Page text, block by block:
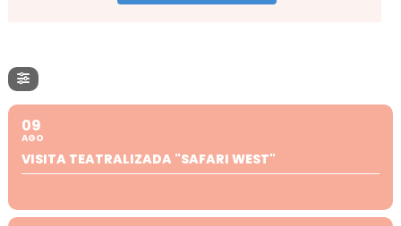
09
AGO
VISITA TEATRALIZADA "SAFARI WEST"